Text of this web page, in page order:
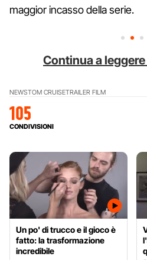
maggior incasso della serie.
Continua a
NEWSTOM CRUISETRAILER FILM
105
CONDIVISIONI
Un po' di trucco e il gioco è
fatto: la trasformazione
incredibile